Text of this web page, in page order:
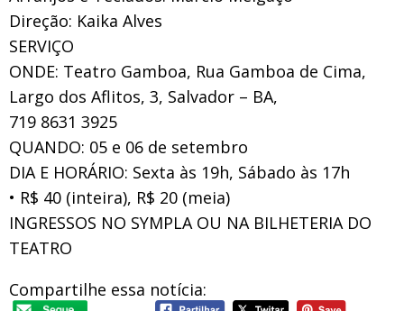
Direção: Kaika Alves
SERVIÇO
ONDE: Teatro Gamboa, Rua Gamboa de Cima,
Largo dos Aflitos, 3, Salvador – BA,
719 8631 3925
QUANDO: 05 e 06 de setembro
DIA E HORÁRIO: Sexta às 19h, Sábado às 17h
• R$ 40 (inteira), R$ 20 (meia)
INGRESSOS NO SYMPLA OU NA BILHETERIA DO
TEATRO
Compartilhe essa notícia: